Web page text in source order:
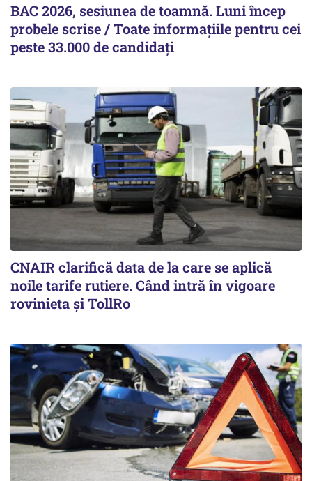
BAC 2026, sesiunea de toamnă. Luni încep
probele scrise / Toate informațiile pentru cei
peste 33.000 de candidați
CNAIR clarifică data de la care se aplică
noile tarife rutiere. Când intră în vigoare
rovinieta și TollRo